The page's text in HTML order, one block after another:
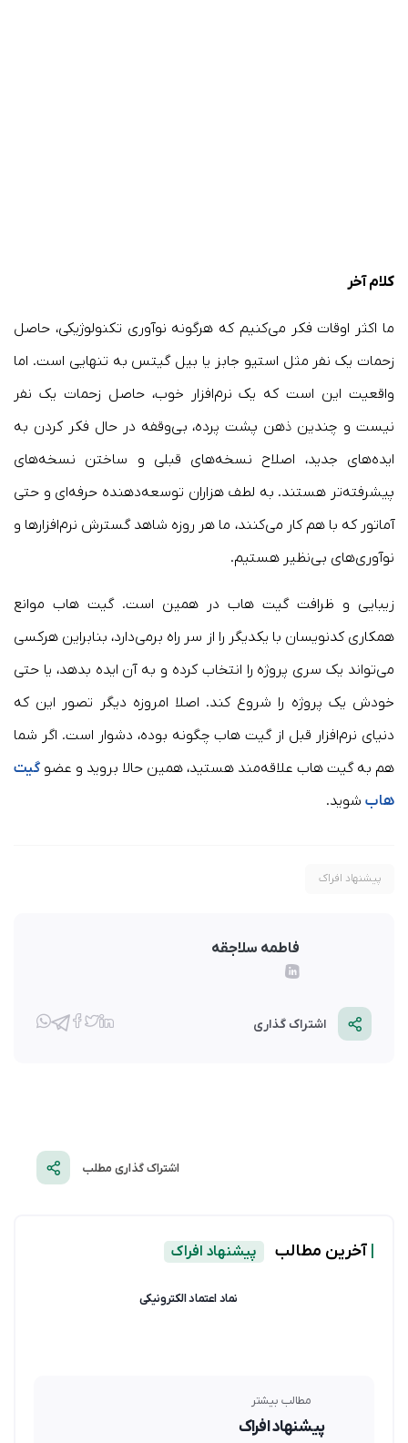
کلام آخر
ما اکثر اوقات فکر می‌کنیم که هرگونه نوآوری تکنولوژیکی، حاصل
زحمات یک نفر مثل استیو جابز یا بیل گیتس به تنهایی است. اما
واقعیت این است که یک نرم‌افزار خوب، حاصل زحمات یک نفر
نیست و چندین ذهن پشت پرده، بی‌وقفه در حال فکر کردن به
ایده‌های جدید، اصلاح نسخه‌های قبلی و ساختن نسخه‌های
پیشرفته‌تر هستند. به لطف هزاران توسعه‌دهنده حرفه‌ای و حتی
آماتور که با هم کار می‌کنند، ما هر روزه شاهد گسترش نرم‌افزارها و
نوآوری‌های بی‌نظیر هستیم.
زیبایی و ظرافت گیت هاب در همین است. گیت هاب موانع
همکاری کدنویسان با یکدیگر را از سر راه برمی‌‌دارد، بنابراین هرکسی
می‌تواند یک سری پروژه را انتخاب کرده و به آن ایده بدهد، یا حتی
خودش یک پروژه را شروع کند. اصلا امروزه دیگر تصور این که
دنیای نرم‌افزار قبل از گیت هاب چگونه بوده، دشوار است. اگر شما
هم به گیت هاب علاقه‌مند هستید، همین حالا بروید و عضو گیت
هاب شوید.
پیشنهاد افراک
فاطمه سلاجقه
اشتراک گذاری
اشتراک گذاری مطلب
آخرین مطالب پیشنهاد افراک
نماد اعتماد الکترونیکی
مطالب بیشتر
پیشنهاد افراک